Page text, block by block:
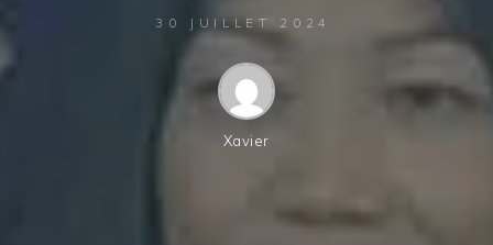
30 JUILLET 2024
Xavier